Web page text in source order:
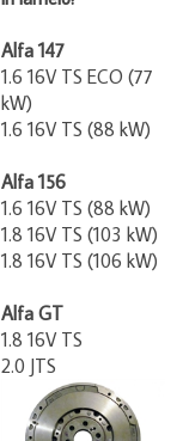
Alfa 147
1.6 16V TS ECO (77
kW)
1.6 16V TS (88 kW)
Alfa 156
1.6 16V TS (88 kW)
1.8 16V TS (103 kW)
1.8 16V TS (106 kW)
Alfa GT
1.8 16V TS
2.0 JTS